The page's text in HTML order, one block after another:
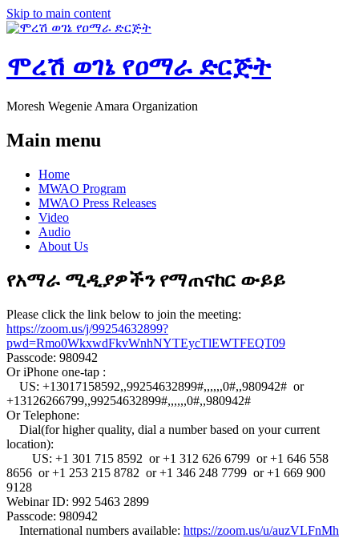
Skip to main content
ሞረሽ ወገኔ የዐማራ ድርጅት
Moresh Wegenie Amara Organization
Main menu
Home
MWAO Program
MWAO Press Releases
Video
Audio
About Us
የአማራ ሚዲያዎችን የማጠናከር ውይይ
Please click the link below to join the meeting:
https://zoom.us/j/99254632899?
pwd=Rmo0WkxwdFkvWnhNYTEycTlEWTFEQT09
Passcode: 980942
Or iPhone one-tap :
US: +13017158592,,99254632899#,,,,,,0#,,980942# or
+13126266799,,99254632899#,,,,,,0#,,980942#
Or Telephone:
Dial(for higher quality, dial a number based on your current
location):
US: +1 301 715 8592 or +1 312 626 6799 or +1 646 558
8656 or +1 253 215 8782 or +1 346 248 7799 or +1 669 900
9128
Webinar ID: 992 5463 2899
Passcode: 980942
International numbers available: https://zoom.us/u/auzVLFnMh